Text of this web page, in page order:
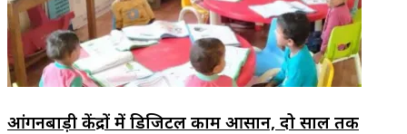
आंगनबाड़ी केंद्रों में डिजिटल काम आसान, दो साल तक